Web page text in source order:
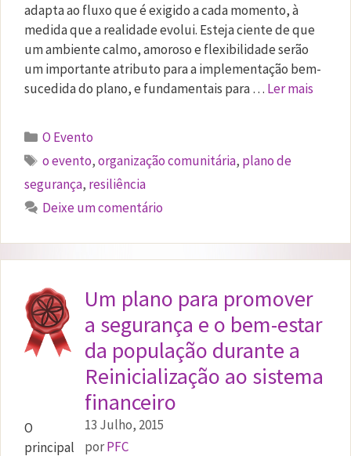
adapta ao fluxo que é exigido a cada momento, à
medida que a realidade evolui. Esteja ciente de que
um ambiente calmo, amoroso e flexibilidade serão
um importante atributo para a implementação bem-
sucedida do plano, e fundamentais para … Ler mais
Categorias
O Evento
Etiquetas
o evento,organização comunitária, plano de
segurança, resiliência
Deixe um comentário
Um plano para promover
a segurança e o bem-estar
da população durante a
Reinicialização ao sistema
financeiro
13 Julho, 2015
porPFC
O
principal